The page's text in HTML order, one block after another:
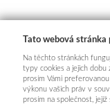
Tato webová stránka
Na těchto stránkách
typy cookies a jejich dobu
prosím Vámi
výkonu vašich práv v
prosím na společnost,